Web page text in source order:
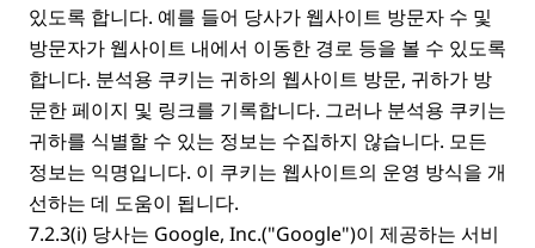
있도록 합니다. 예를 들어 당사가 웹사이트 방문자 수 및
방문자가 웹사이트 내에서 이동한 경로 등을 볼 수 있도록
합니다. 분석용 쿠키는 귀하의 웹사이트 방문, 귀하가 방
문한 페이지 및 링크를 기록합니다. 그러나 분석용 쿠키는
귀하를 식별할 수 있는 정보는 수집하지 않습니다. 모든
정보는 익명입니다. 이 쿠키는 웹사이트의 운영 방식을 개
선하는 데 도움이 됩니다.
7.2.3(i) 당사는 Google, Inc.("Google")이 제공하는 서비